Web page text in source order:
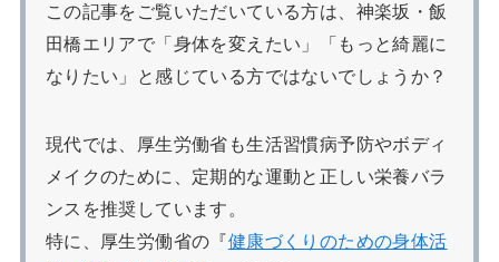
この記事をご覧いただいている方は、神楽坂・飯
田橋エリアで「身体を変えたい」「もっと綺麗に
なりたい」と感じている方ではないでしょうか？
現代では、厚生労働省も生活習慣病予防やボディ
メイクのために、定期的な運動と正しい栄養バラ
ンスを推奨しています。
特に、厚生労働省の『健康づくりのための身体活